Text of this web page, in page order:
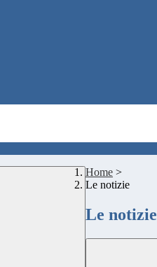
Home >
Le notizie
Le notizie